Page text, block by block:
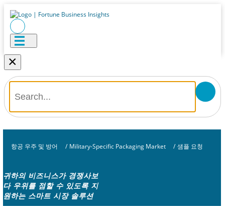
×
항공 우주 및 방어 / Military-Specific Packaging Market / 샘플 요청
귀하의 비즈니스가 경쟁사보
다 우위를 점할 수 있도록 지
원하는 스마트 시장 솔루션